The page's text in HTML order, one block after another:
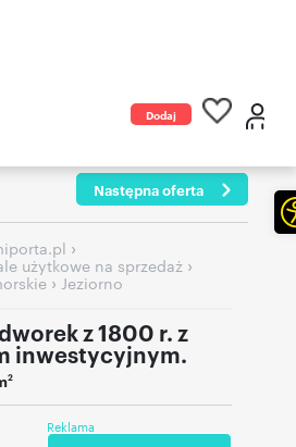
Dodaj
Następna oferta
›
użytkowe na sprzedaż ›
› Jeziorno
z 1800 r. z
inwestycyjnym.
2
Reklama